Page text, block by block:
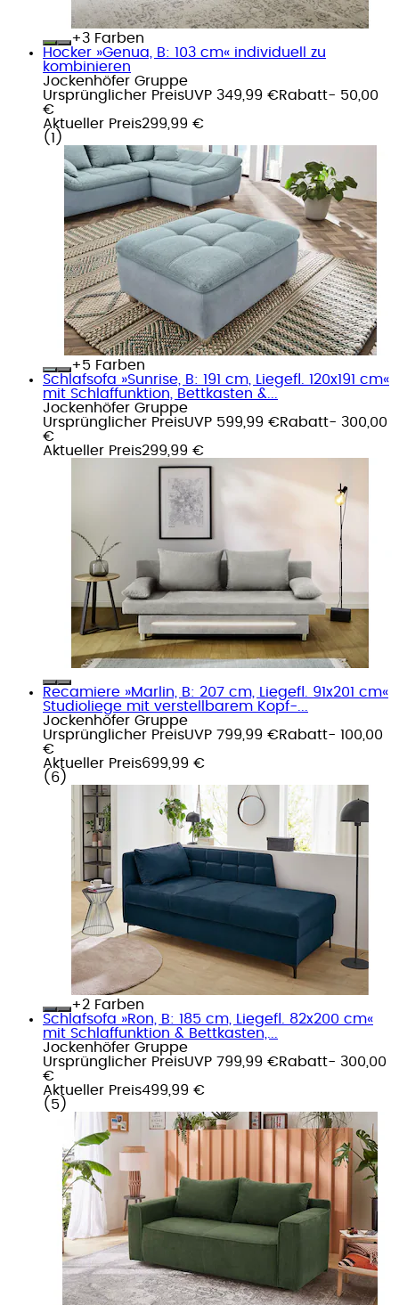
+
Farben
Hocker »Genua, B: 103 cm« individuell zu
kombinieren
Jockenhöfer Gruppe
Ursprünglicher PreisUVP 349,99 €Rabatt- 50,00
€
Aktueller Preis299,99 €
( 1 )
+
Farben
Schlafsofa »Sunrise, B: 191 cm, Liegefl. 120x191 cm«
mit Schlaffunktion, Bettkasten &...
Jockenhöfer Gruppe
Ursprünglicher PreisUVP 599,99 €Rabatt- 300,00
€
Aktueller Preis299,99 €
Recamiere »Marlin, B: 207 cm, Liegefl. 91x201 cm«
Studioliege mit verstellbarem Kopf-...
Jockenhöfer Gruppe
Ursprünglicher PreisUVP 799,99 €Rabatt- 100,00
€
Aktueller Preis699,99 €
( 6 )
+
Farben
Schlafsofa »Ron, B: 185 cm, Liegefl. 82x200 cm«
mit Schlaffunktion & Bettkasten,...
Jockenhöfer Gruppe
Ursprünglicher PreisUVP 799,99 €Rabatt- 300,00
€
Aktueller Preis499,99 €
( 5 )